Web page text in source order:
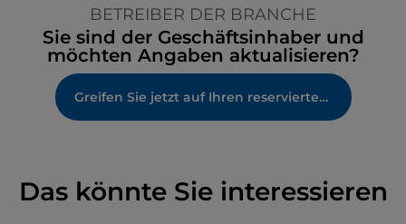
BETREIBER DER BRANCHE
Sie sind der Geschäftsinhaber und
möchten Angaben aktualisieren?
Greifen Sie jetzt auf Ihren reservierten Bereich zu
Das könnte Sie interessieren